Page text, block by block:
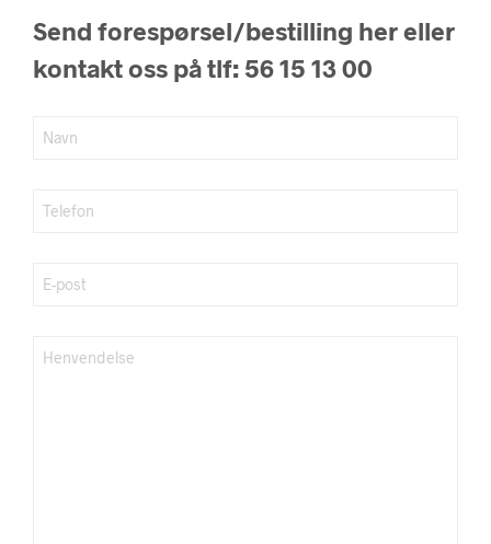
Send forespørsel/bestilling her eller
kontakt oss på tlf: 56 15 13 00